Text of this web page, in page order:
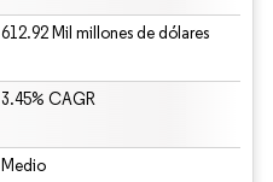
612.92 Mil millones de dólares
3.45% CAGR
Medio